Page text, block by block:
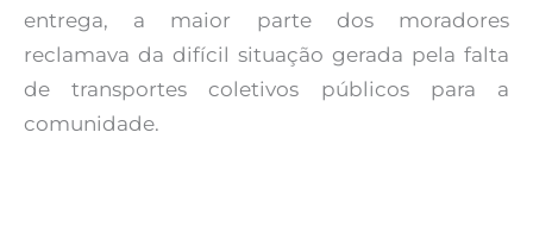
entrega, a maior parte dos moradores
reclamava da difícil situação gerada pela falta
de transportes coletivos públicos para a
comunidade.